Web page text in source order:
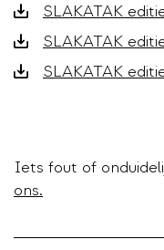
SLAKATAK
SLAKATAK
SLAKATAK
Iets fout of
ons.